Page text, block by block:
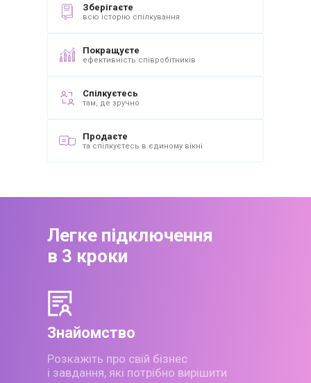
Зберігаєте
всю історію спілкування
Покращуєте
ефективність співробітників
Спілкуєтесь
там, де зручно
Продаєте
та спілкуєтесь в єдиному вікні
Легке підключення
в 3 кроки
Знайомство
Розкажіть про свій бізнес
і завдання, які потрібно вирішити